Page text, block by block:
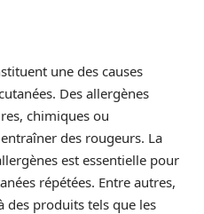
une des causes
Des allergènes
chimiques ou
des rougeurs. La
est essentielle pour
répétées. Entre autres,
des produits tels que les